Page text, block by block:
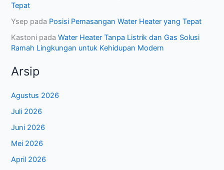
Tepat
Ysep pada Posisi Pemasangan Water Heater yang Tepat
Kastoni padaWater Heater Tanpa Listrik dan Gas Solusi
Ramah Lingkungan untuk Kehidupan Modern
Arsip
Agustus 2026
Juli 2026
Juni 2026
Mei 2026
April 2026